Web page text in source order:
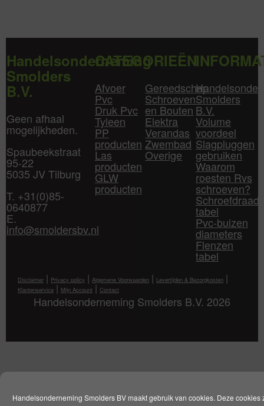
Handelsonderneming Smolders BV maakt gebruik van cookies. Deze cookies
Handelsonderneming
Smolders
B.V.
Geen afhaal
mogelijkheden.
Spaubeekstraat
95-22
5035 JV Tilburg
T. +31(0)85-
0640877
E.
info@smoldersbv.nl
CATEGORIEËN
Afvoer
Pvc
Druk Pvc
Tyleen
PP
producten
Las
producten
GLW
producten
Gereedschap
Schroeven
en Bouten
Elektra
Verandas
Zwembad
Overige
Smolders
B.V.
Volume
voordeel
Slagpluggen
gebruiken
Waarom
roesten Rvs
schroeven?
Schroefdraad
tabel
Pvc-buizen
diameters
Flenzen
tabel
Disclaimer | Privacy policy | Algemene Voorwaarden | Levertijden & Bezorgkosten |
Klantenservice | Mijn Account | Contact
Handelsonderneming Smolders B.V. 2026